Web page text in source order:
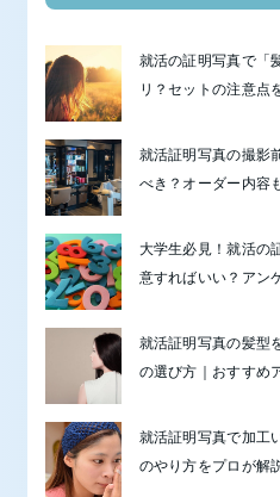
就活の証明写真で「
リ？セットの注意点
就活証明写真の撮影
べき？オーダー内容
大学生必見！就活の
意すればいい？アン
就活証明写真の髪型
の選び方｜おすすめ
就活証明写真で加工
のやり方をプロが解